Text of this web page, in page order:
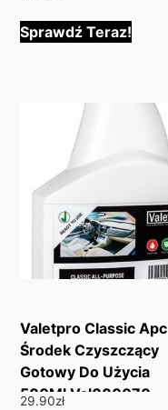
Sprawdź Teraz!
Valetpro Classic Apc
Środek Czyszczący
Gotowy Do Użycia
500Ml Val000070
29.90zł